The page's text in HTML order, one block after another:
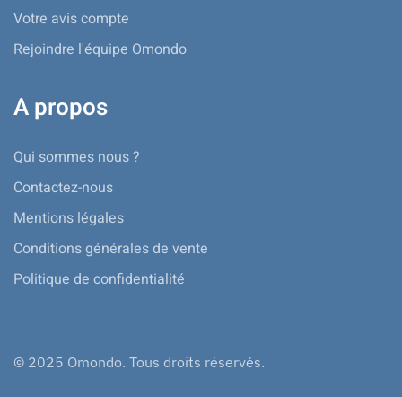
Votre avis compte
Rejoindre l'équipe Omondo
A propos
Qui sommes nous ?
Contactez-nous
Mentions légales
Conditions générales de vente
Politique de confidentialité
© 2025 Omondo. Tous droits réservés.